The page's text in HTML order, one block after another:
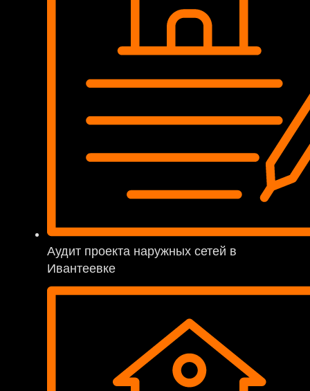
Аудит проекта наружных сетей в
Ивантеевке